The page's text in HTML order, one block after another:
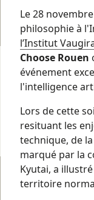
Le 28
philosophie à
l’Institut
Choose Rouen
événement
l'intelligence
Lors de cette
resituant les
technique, de
marqué par la
Kyutai, a
territoire